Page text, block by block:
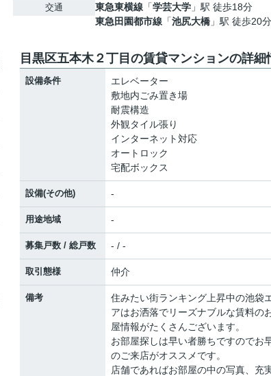
交通
東急東横線 「学芸大学 」駅 徒歩18分
東急田園都市線 「池尻大橋 」駅 徒歩20分
目黒区五本木２丁目の賃貸マンションの詳細
設備条件
エレベーター
敷地内ごみ置き場
耐震構造
外観タイル張り
インターネット対応
オートロック
宅配ボックス
設備(その他) -
用途地域 -
募集戸数 / 総戸数 - / -
取引態様 仲介
備考
住みたい街ランキング上昇中の池袋
アはお洒落でリーズナブルな賃料の
屋情報がたくさんございます。
お部屋探しは早い者勝ちですのでお
のご来店がオススメです。
店舗であればお部屋の中の写真、充